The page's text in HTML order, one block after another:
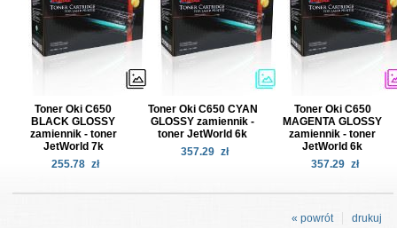
Toner Oki C650
BLACK GLOSSY
zamiennik - toner
JetWorld 7k
255.78 zł
Toner Oki C650 CYAN
GLOSSY zamiennik -
toner JetWorld 6k
357.29 zł
Toner Oki C650
MAGENTA GLOSSY
zamiennik - toner
JetWorld 6k
357.29 zł
drukuj
« powrót